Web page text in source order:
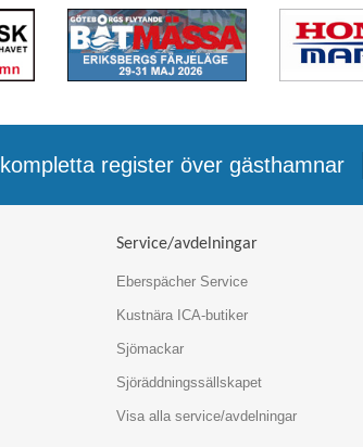
register över gästhamnar
Service/avdelningar
Eberspächer Service
Kustnära ICA-butiker
Sjömackar
Sjöräddningssällskapet
Visa alla service/avdelningar